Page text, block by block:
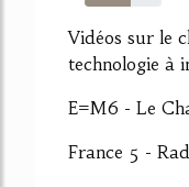
60%
Vidéos sur le
technologie à
E=M6 - Le
France 5 -